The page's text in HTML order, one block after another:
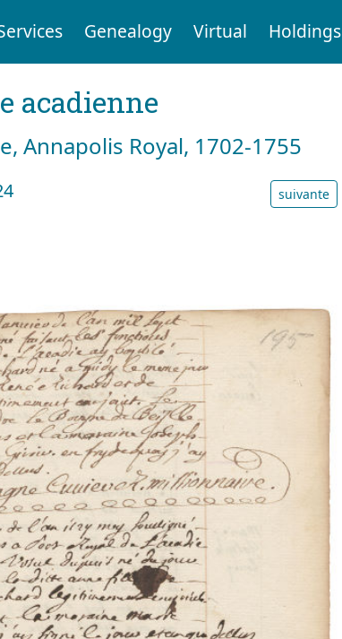
Genealogy Virtual Holdings
acadienne
Annapolis Royal, 1702-1755
suivante